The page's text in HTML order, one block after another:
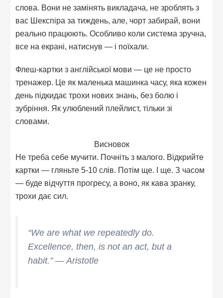
слова. Вони не замінять викладача, не зроблять з
вас Шекспіра за тиждень, але, чорт забирай, вони
реально працюють. Особливо коли система зручна,
все на екрані, натиснув — і поїхали.
Флеш-картки з англійської мови — це не просто
тренажер. Це як маленька машинка часу, яка кожен
день підкидає трохи нових знань, без болю і
зубріння. Як улюблений плейлист, тільки зі
словами.
Висновок
Не треба себе мучити. Почніть з малого. Відкрийте
картки — гляньте 5-10 слів. Потім ще. І ще. З часом
— буде відчуття прогресу, а воно, як кава зранку,
трохи дає сил.
“We are what we repeatedly do.
Excellence, then, is not an act, but a
habit.” — Aristotle